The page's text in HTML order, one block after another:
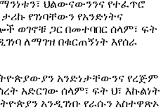
ህልውናውንንና የተፈጥሮ
የገነባቸውን የአንድነትና
ወገኖቹ ጋር በመተባበር ሰላም፣ ፍት
ለማገዝ በቁርጠኝነት እየሰራ
አንድነታቸውንና የረጅም
አድርገው ሰላም፣ ፍት ህ፣ እኩልነት
አንዲገነቡ የራሱን አስተዋጽኦ